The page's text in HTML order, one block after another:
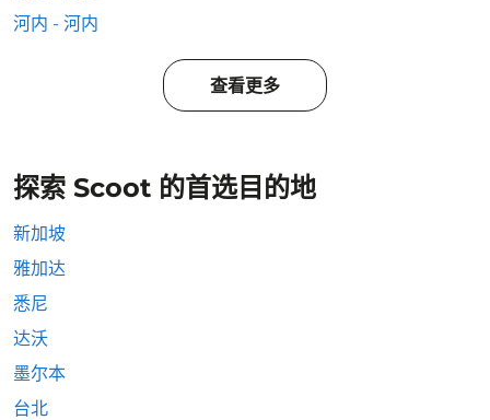
河内 - 河内
查看更多
探索 Scoot 的首选目的地
新加坡
雅加达
悉尼
达沃
墨尔本
台北